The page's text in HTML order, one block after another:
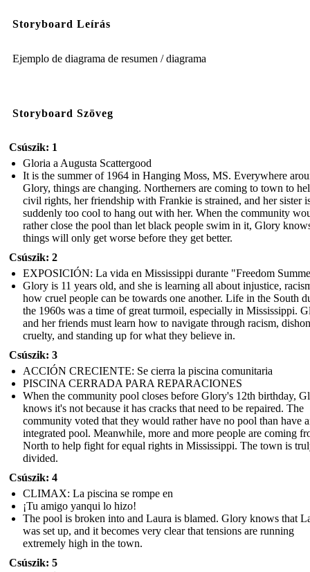
Storyboard Leírás
Ejemplo de diagrama de resumen / diagrama
Storyboard Szöveg
Csúszik: 1
Gloria a Augusta Scattergood
It is the summer of 1964 in Hanging Moss, MS. Everywhere
Glory, things are changing. Northerners are coming to town to
civil rights, her friendship with Frankie is strained, and her sister
suddenly too cool to hang out with her. When the community
rather close the pool than let black people swim in it, Glory
things will only get worse before they get better.
Csúszik: 2
EXPOSICIÓN: La vida en Mississippi durante "Freedom
Glory is 11 years old, and she is learning all about injustice,
how cruel people can be towards one another. Life in the South
the 1960s was a time of great turmoil, especially in Mississippi.
and her friends must learn how to navigate through racism,
cruelty, and standing up for what they believe in.
Csúszik: 3
ACCIÓN CRECIENTE: Se cierra la piscina comunitaria
PISCINA CERRADA PARA REPARACIONES
When the community pool closes before Glory's 12th birthday,
knows it's not because it has cracks that need to be repaired. The
community voted that they would rather have no pool than have
integrated pool. Meanwhile, more and more people are coming
North to help fight for equal rights in Mississippi. The town is
divided.
Csúszik: 4
CLIMAX: La piscina se rompe en
¡Tu amigo yanqui lo hizo!
The pool is broken into and Laura is blamed. Glory knows that
was set up, and it becomes very clear that tensions are running
extremely high in the town.
Csúszik: 5